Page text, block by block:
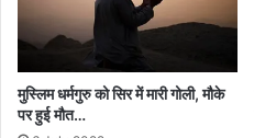
मुस्लिम धर्मगुरु को सिर में मारी गोली, मौके
पर हुई मौत…